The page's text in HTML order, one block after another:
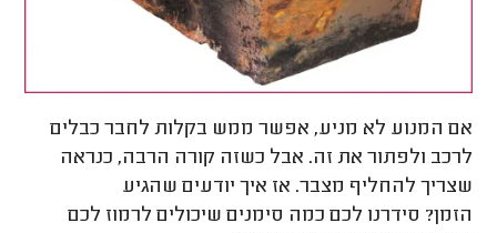
אם המנוע לא מניע, אפשר ממש בקלות לחבר כבלים
לרכב ולפתור את זה. אבל כשזה קורה הרבה, כנראה
שצריך להחליף מצבר. אז איך יודעים שהגיע
הזמן? סידרנו לכם כמה סימנים שיכולים לרמוז לכם